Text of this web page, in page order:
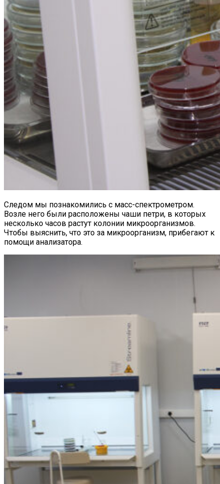
Следом мы познакомились с масс-спектрометром.
Возле него были расположены чаши петри, в которых
несколько часов растут колонии микроорганизмов.
Чтобы выяснить, что это за микроорганизм, прибегают к
помощи анализатора.